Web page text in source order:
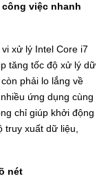
công việc nhanh
xử lý Intel Core i7
tăng tốc độ xử lý dữ
phải lo lắng về
ứng dụng cùng
chỉ giúp khởi động
truy xuất dữ liệu,
nét